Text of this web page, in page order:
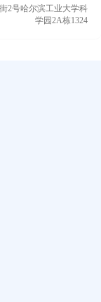
2号哈尔滨工业大学科
学园2A栋1324